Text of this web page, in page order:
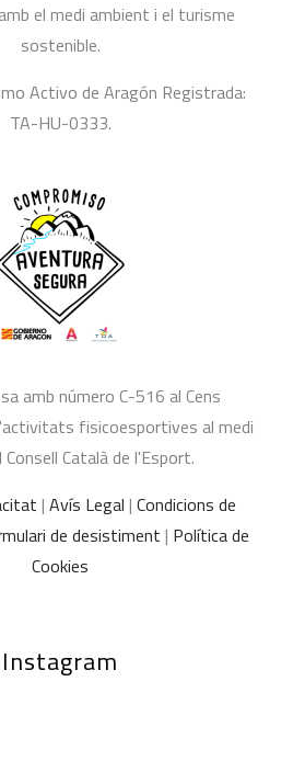
el medi ambient i el turisme
sostenible.
Activo de Aragón Registrada:
TA-HU-0333.
amb número C-516 al Cens
fisicoesportives al medi
Català de l'Esport.
| Avís Legal | Condicions de
de desistiment | Política de
Cookies
Instagram